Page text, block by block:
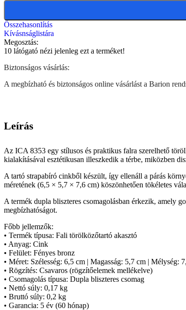
Összehasonlítás
Kívásnságlistára
Megosztás:
10 látógató nézi jelenleg ezt a terméket!
Biztonságos vásárlás:
A megbízható és biztonságos online vásárlást a Barion
Leírás
Az ICA 8353 egy stílusos és praktikus falra szerelhető
kialakításával esztétikusan illeszkedik a térbe, miközben
A tartó strapabíró cinkből készült, így ellenáll a párás
méretének (6,5 × 5,7 × 7,6 cm) köszönhetően tökéletes
A termék dupla bliszteres csomagolásban érkezik, amely
megbízhatóságot.
Főbb jellemzők:
• Termék típusa: Fali törölközőtartó akasztó
• Anyag: Cink
• Felület: Fényes bronz
• Méret: Szélesség: 6,5 cm | Magasság: 5,7 cm | Mélység:
• Rögzítés: Csavaros (rögzítőelemek mellékelve)
• Csomagolás típusa: Dupla bliszteres csomag
• Nettó súly: 0,17 kg
• Bruttó súly: 0,2 kg
• Garancia: 5 év (60 hónap)